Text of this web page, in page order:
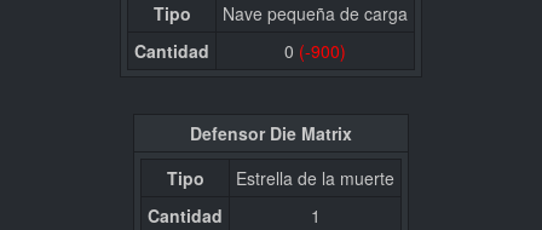
Tipo
Nave pequeña de carga
Cantidad
0 (-900)
Defensor Die Matrix
Tipo
Estrella de la muerte
Cantidad
1